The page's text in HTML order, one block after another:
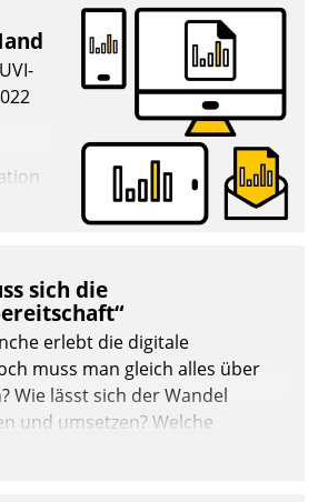
bei
sich die
erlebt die digitale
muss man gleich alles über
Wie lässt sich der Wandel
und umsetzen? Welche